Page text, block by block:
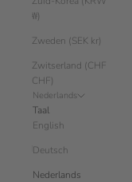
₩)
Zweden (SEK kr)
Zwitserland (CHF
CHF)
Nederlands
Taal
English
Deutsch
Nederlands